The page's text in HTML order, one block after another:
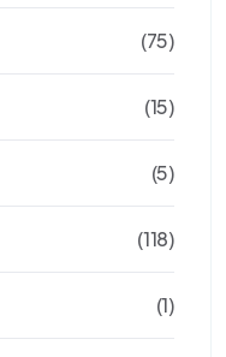
(75)
(15)
(5)
(118)
(1)